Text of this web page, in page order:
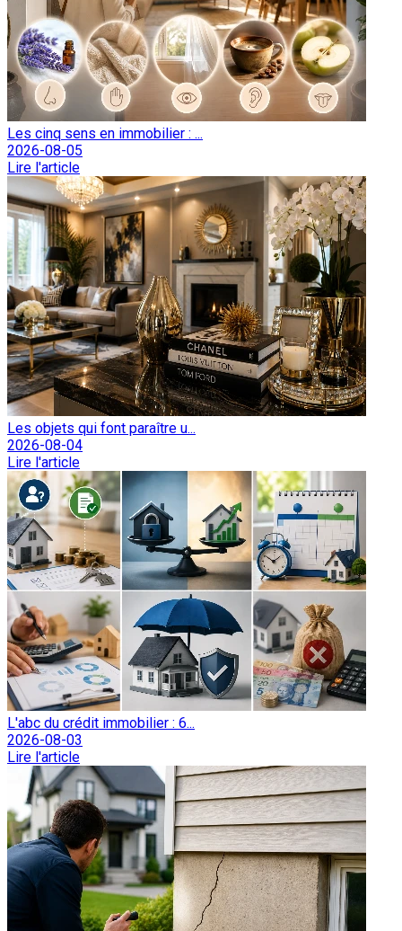
Les cinq sens en immobilier : ...
2026-08-05
Lire l'article
Les objets qui font paraître u...
2026-08-04
Lire l'article
L'abc du crédit immobilier : 6...
2026-08-03
Lire l'article